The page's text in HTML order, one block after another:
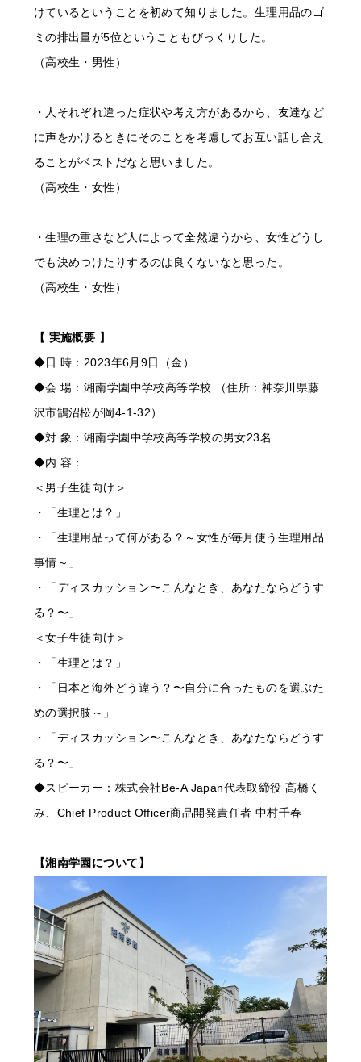
けているということを初めて知りました。生理用品のゴ
ミの排出量が5位ということもびっくりした。
（高校生・男性）
・人それぞれ違った症状や考え方があるから、友達など
に声をかけるときにそのことを考慮してお互い話し合え
ることがベストだなと思いました。
（高校生・女性）
・生理の重さなど人によって全然違うから、女性どうし
でも決めつけたりするのは良くないなと思った。
（高校生・女性）
【 実施概要 】
◆日 時：2023年6月9日（金）
◆会 場：湘南学園中学校高等学校 （住所：神奈川県藤
沢市鵠沼松が岡4-1-32）
◆対 象：湘南学園中学校高等学校の男女23名
◆内 容：
＜男子生徒向け＞
・「生理とは？」
・「生理用品って何がある？～女性が毎月使う生理用品
事情～」
・「ディスカッション〜こんなとき、あなたならどうす
る？〜」
＜女子生徒向け＞
・「生理とは？」
・「日本と海外どう違う？〜自分に合ったものを選ぶた
めの選択肢～」
・「ディスカッション〜こんなとき、あなたならどうす
る？〜」
◆スピーカー：株式会社Be-A Japan代表取締役 髙橋く
み、Chief Product Officer商品開発責任者 中村千春
【湘南学園について】